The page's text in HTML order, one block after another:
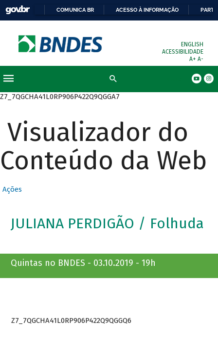
COMUNICA BR ACESSO À INFORMAÇÃO
ENGLISH
ACESSIBILIDADE
A+ A-
Z7_7QGCHA41L0RP906P422Q9QGGA7
Visualizador do
Conteúdo da Web
Ações
JULIANA PERDIGÃO / Folhuda
Quintas no BNDES - 03.10.2019 - 19h
Z7_7QGCHA41L0RP906P422Q9QGGQ6